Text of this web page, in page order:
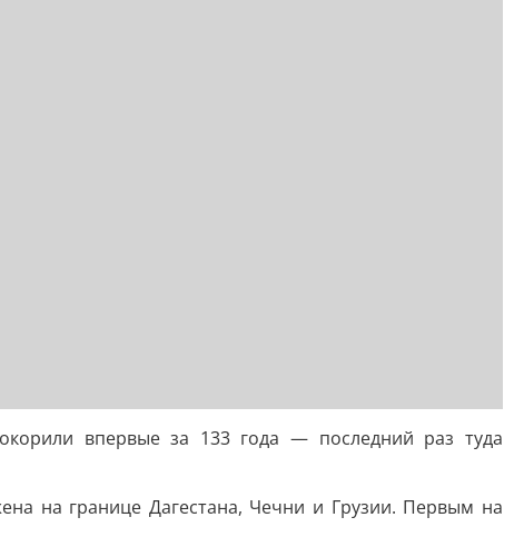
впервые за 133 года — последний раз туда
на границе Дагестана, Чечни и Грузии. Первым на